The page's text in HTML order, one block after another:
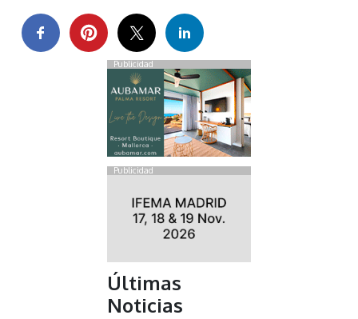
Publicidad
Publicidad
Últimas
Noticias